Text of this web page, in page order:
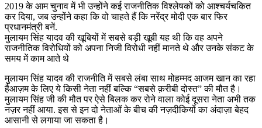
2019 के आम चुनाव में भी उन्होंने कई राजनीतिक विश्लेषकों को आश्चर्यचकित
कर दिया, जब उन्होंने कहा कि वो चाहते हैं कि नरेंद्र मोदी एक बार फिर
प्रधानमंत्री बनें.
मुलायम सिंह यादव की खूबियों में सबसे बड़ी खूबी यह थी कि वह अपने
राजनीतिक विरोधियों को अपना निजी विरोधी नहीं मानते थे और उनके संकट के
समय में काम आते थे
मुलायम सिंह यादव की राजनीति में सबसे लंबा साथ मोहम्मद आजम खान का रहा
हैआज़म के लिए ये किसी नेता नहीं बल्कि “सबसे क़रीबी दोस्त” की मौत है।
मुलायम सिंह जी की मौत पर ऐसे बिलक कर रोने वाला कोई दूसरा नेता अभी तक
नज़र नहीं आया. इस से इन दो नेताओं के बीच की नज़दीकियों का अंदाज़ा बेहद
आसानी से लगाया जा सकता है।